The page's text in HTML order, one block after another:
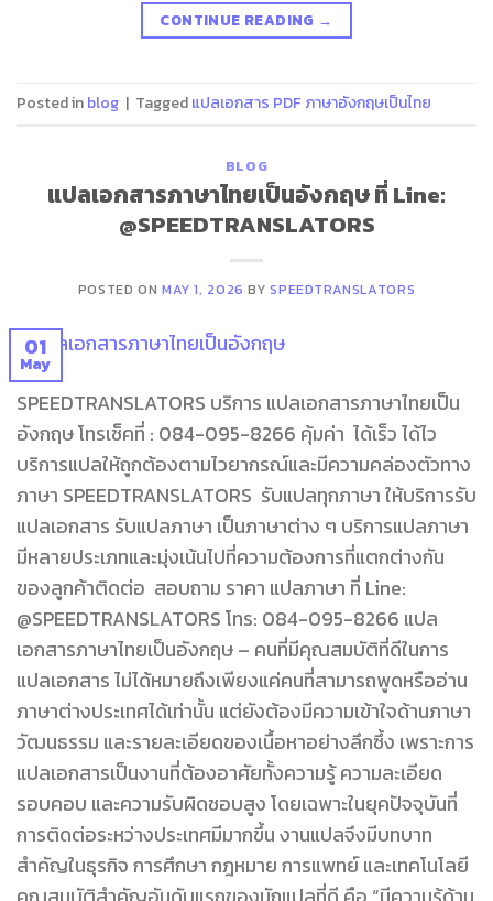
CONTINUE READING →
Posted inblog | Taggedแปลเอกสาร PDF ภาษาอังกฤษเป็นไทย
BLOG
แปลเอกสารภาษาไทยเป็นอังกฤษ ที่ Line:
@SPEEDTRANSLATORS
POSTED ONMAY 1, 2026 BYSPEEDTRANSLATORS
01
May
SPEEDTRANSLATORS บริการ แปลเอกสารภาษาไทยเป็น
อังกฤษ โทรเช็คที่ : 084-095-8266 คุ้มค่า ได้เร็ว ได้ไว
บริการแปลให้ถูกต้องตามไวยากรณ์และมีความคล่องตัวทาง
ภาษา SPEEDTRANSLATORS รับแปลทุกภาษา ให้บริการรับ
แปลเอกสาร รับแปลภาษา เป็นภาษาต่าง ๆ บริการแปลภาษา
มีหลายประเภทและมุ่งเน้นไปที่ความต้องการที่แตกต่างกัน
ของลูกค้าติดต่อ สอบถาม ราคา แปลภาษา ที่ Line:
@SPEEDTRANSLATORS โทร: 084-095-8266 แปล
เอกสารภาษาไทยเป็นอังกฤษ – คนที่มีคุณสมบัติที่ดีในการ
แปลเอกสาร ไม่ได้หมายถึงเพียงแค่คนที่สามารถพูดหรืออ่าน
ภาษาต่างประเทศได้เท่านั้น แต่ยังต้องมีความเข้าใจด้านภาษา
วัฒนธรรม และรายละเอียดของเนื้อหาอย่างลึกซึ้ง เพราะการ
แปลเอกสารเป็นงานที่ต้องอาศัยทั้งความรู้ ความละเอียด
รอบคอบ และความรับผิดชอบสูง โดยเฉพาะในยุคปัจจุบันที่
การติดต่อระหว่างประเทศมีมากขึ้น งานแปลจึงมีบทบาท
สำคัญในธุรกิจ การศึกษา กฎหมาย การแพทย์ และเทคโนโลยี